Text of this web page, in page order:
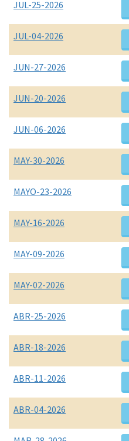
JUL-25-2026
JUL-04-2026
JUN-27-2026
JUN-20-2026
JUN-06-2026
MAY-30-2026
MAYO-23-2026
MAY-16-2026
MAY-09-2026
MAY-02-2026
ABR-25-2026
ABR-18-2026
ABR-11-2026
ABR-04-2026